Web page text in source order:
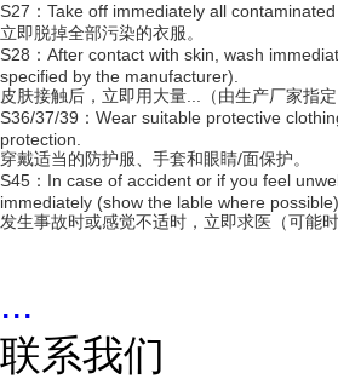
S27：Take off immediately all contaminated
立即脱掉全部污染的衣服。
S28：After contact with skin, wash
specified by the manufacturer).
皮肤接触后，立即用大量...（由生产厂家指定
S36/37/39：Wear suitable protective
protection.
穿戴适当的防护服、手套和眼睛/面保护。
S45：In case of accident or if you feel
immediately (show the lable where possible).
发生事故时或感觉不适时，立即求医（可能时
...
联系我们